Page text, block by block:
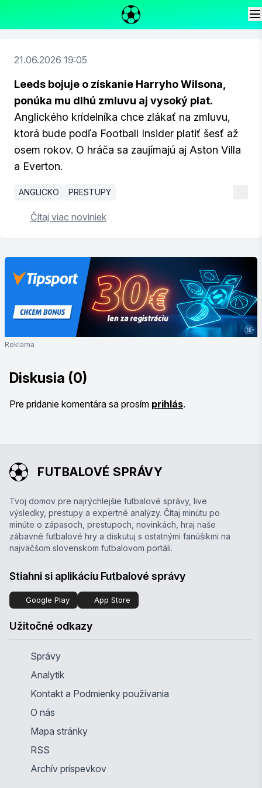
21.06.2026 19:05
Leeds bojuje o získanie Harryho Wilsona,
ponúka mu dlhú zmluvu aj vysoký plat.
Anglického krídelníka chce zlákať na zmluvu,
ktorá bude podľa Football Insider platiť šesť až
osem rokov. O hráča sa zaujímajú aj Aston Villa
a Everton.
ANGLICKO PRESTUPY
Čítaj viac noviniek
Reklama
Diskusia (0)
Pre pridanie komentára sa prosím prihlás.
FUTBALOVÉ SPRÁVY
Tvoj domov pre najrýchlejšie futbalové správy, live
výsledky, prestupy a expertné analýzy. Čítaj minútu po
minúte o zápasoch, prestupoch, novinkách, hraj naše
zábavné futbalové hry a diskutuj s ostatnými fanúšikmi na
najväčšom slovenskom futbalovom portáli.
Stiahni si aplikáciu Futbalové správy
Google Play App Store
Užitočné odkazy
Správy
Analytik
Kontakt a Podmienky používania
O nás
Mapa stránky
RSS
Archív príspevkov